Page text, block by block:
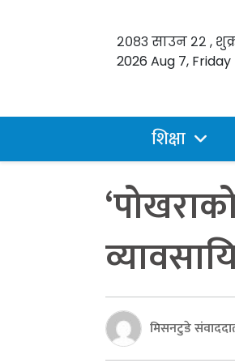
२०८३ साउन २२ ,
2026 Aug 7, Friday
शिक्षा
मिसनटुडे